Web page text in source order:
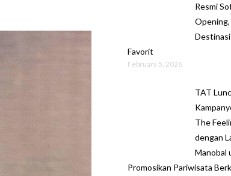
Resmi
Opening,
Favorit
February 5, 2026
TAT
The
dengan
Manobal
Promosikan Pariwisata